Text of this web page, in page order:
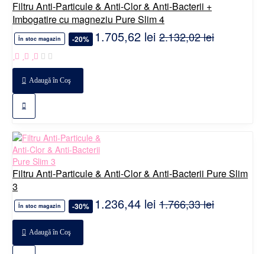
Filtru Anti-Particule & Anti-Clor & Anti-Bacterii +
Imbogatire cu magneziu Pure Slim 4
În stoc magazin -20% 1.705,62 lei 2.132,02 lei
Adaugă în Coş
Filtru Anti-Particule & Anti-Clor & Anti-Bacterii Pure Slim
3
În stoc magazin -30% 1.236,44 lei 1.766,33 lei
Adaugă în Coş